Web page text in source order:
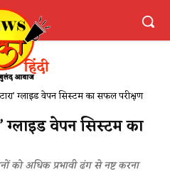
ग्लाइड वेपन सिस्टम का सफल परीक्षण
ग्लाइड वेपन सिस्टम का
को अधिक प्रभावी ढंग से नष्ट करना